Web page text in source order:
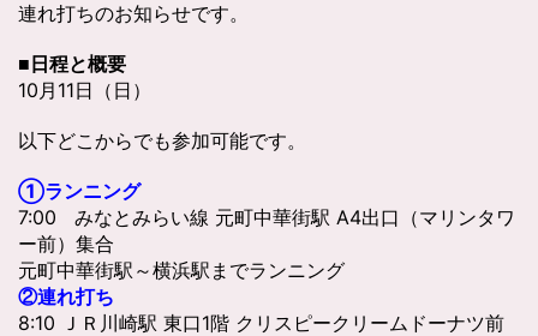
連れ打ちのお知らせです。
■日程と概要
10月11日（日）
以下どこからでも参加可能です。
①ランニング
7:00 みなとみらい線 元町中華街駅 A4出口（マリンタワ
ー前）集合
元町中華街駅～横浜駅までランニング
②連れ打ち
8:10 ＪＲ川崎駅 東口1階 クリスピークリームドーナツ前